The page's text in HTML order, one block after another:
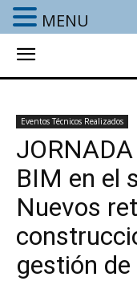
Eventos Técnicos Realizados
BIM en el
Nuevos
gestión
MENU